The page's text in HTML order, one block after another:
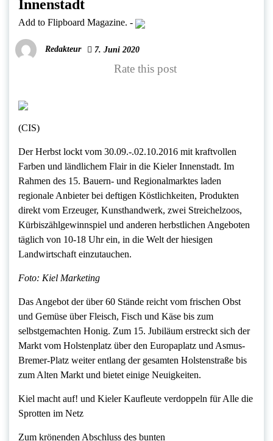
Innenstadt
Add to Flipboard Magazine. -
Redakteur 7. Juni 2020
Rate this post
(CIS)
Der Herbst lockt vom 30.09.-.02.10.2016 mit kraftvollen
Farben und ländlichem Flair in die Kieler Innenstadt. Im
Rahmen des 15. Bauern- und Regionalmarktes laden
regionale Anbieter bei deftigen Köstlichkeiten, Produkten
direkt vom Erzeuger, Kunsthandwerk, zwei Streichelzoos,
Kürbiszählgewinnspiel und anderen herbstlichen Angeboten
täglich von 10-18 Uhr ein, in die Welt der hiesigen
Landwirtschaft einzutauchen.
Foto: Kiel Marketing
Das Angebot der über 60 Stände reicht vom frischen Obst
und Gemüse über Fleisch, Fisch und Käse bis zum
selbstgemachten Honig. Zum 15. Jubiläum erstreckt sich der
Markt vom Holstenplatz über den Europaplatz und Asmus-
Bremer-Platz weiter entlang der gesamten Holstenstraße bis
zum Alten Markt und bietet einige Neuigkeiten.
Kiel macht auf! und Kieler Kaufleute verdoppeln für Alle die
Sprotten im Netz
Zum krönenden Abschluss des bunten